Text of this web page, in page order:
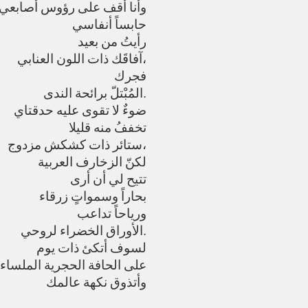
وأنا أقف على رؤوس أصابعي
حابساً أنفاسي
رأيتُ من بعيد
آفاقَك ذات اللون العنابي،
فجرك
المُبْتلّ برائحة الندى.
ضوءٌ لا تقوى عليه حدقتاي
تخففُ منه قليلا
ستائر ذات كشكش مزدوج،
لكنّ الزخارف العربية
تتيح لي أن أرى
بحاراً وسمواتٍ زرقاء
ورياحاً تداعب
الأوراق الخضراء لروحي.
لسوف أتكئ ذات يوم
على الحافة الحجرية الملساء
وأتذوق نكهة عالمك